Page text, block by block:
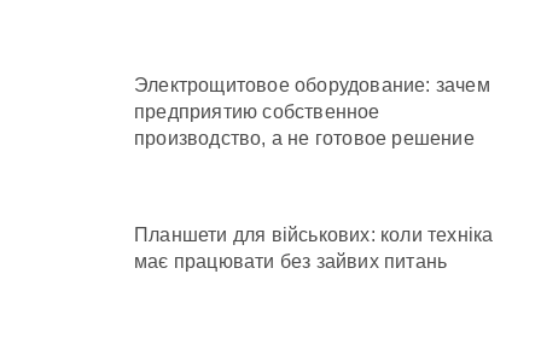
Электрощитовое оборудование: зачем
предприятию собственное
производство, а не готовое решение
Планшети для військових: коли техніка
має працювати без зайвих питань